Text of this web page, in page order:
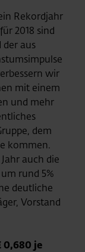
Rekordjahr
2018 sind
der aus
wir
mit einem
und mehr
dem
kommen.
auch die
rund 5%
deutliche
Vorstand
0,680 je